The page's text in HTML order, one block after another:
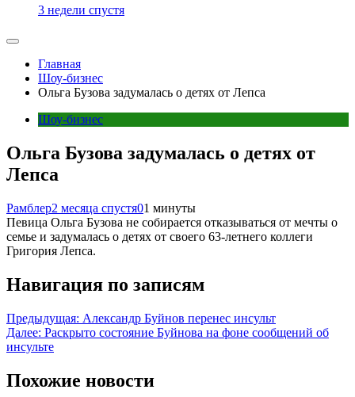
3 недели спустя
Главная
Шоу-бизнес
Ольга Бузова задумалась о детях от Лепса
Шоу-бизнес
Ольга Бузова задумалась о детях от
Лепса
Рамблер2 месяца спустя01 минуты
Певица Ольга Бузова не собирается отказываться от мечты о
семье и задумалась о детях от своего 63-летнего коллеги
Григория Лепса.
Навигация по записям
Предыдущая: Александр Буйнов перенес инсульт
Далее: Раскрыто состояние Буйнова на фоне сообщений об
инсульте
Похожие новости